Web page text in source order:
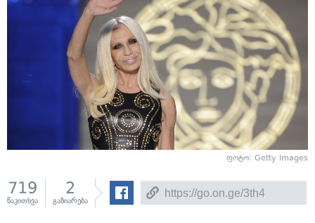
ფოტო: Getty Images
719
წაკითხვა
2
გაზიარება